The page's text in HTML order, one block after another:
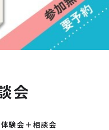
会
体験会＋相談会